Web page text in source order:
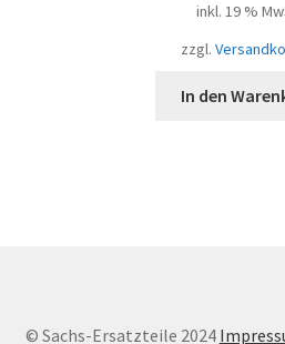
inkl. 19 %
zzgl.
In den
© Sachs-Ersatzteile 2024